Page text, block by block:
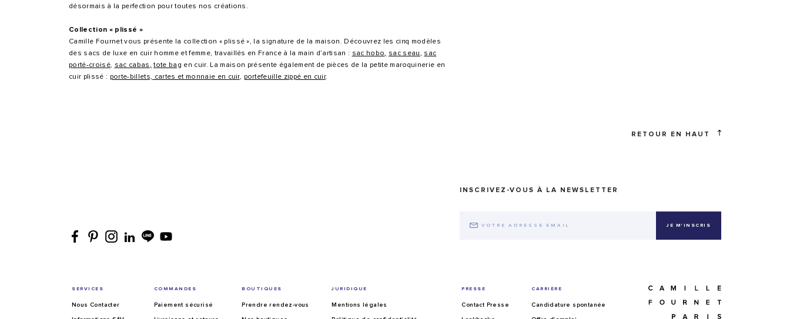
désormais à la perfection pour toutes nos créations.
Collection « plissé »
Camille Fournet vous présente la collection « plissé », la signature de la maison. Découvrez les cinq modèles
des sacs de luxe en cuir homme et femme, travaillés en France à la main d’artisan : sac hobo, sac seau, sac
porté-croisé, sac cabas, tote bag en cuir. La maison présente également de pièces de la petite maroquinerie en
cuir plissé : porte-billets, cartes et monnaie en cuir, portefeuille zippé en cuir.
RETOUR EN HAUT
INSCRIVEZ-VOUS À LA NEWSLETTER
SERVICES
Nous Contacter
COMMANDES
Paiement sécurisé
BOUTIQUES
Prendre rendez-vous
JURIDIQUE
Mentions légales
PRESSE
Contact Presse
CARRIÈRE
Candidature spontanée